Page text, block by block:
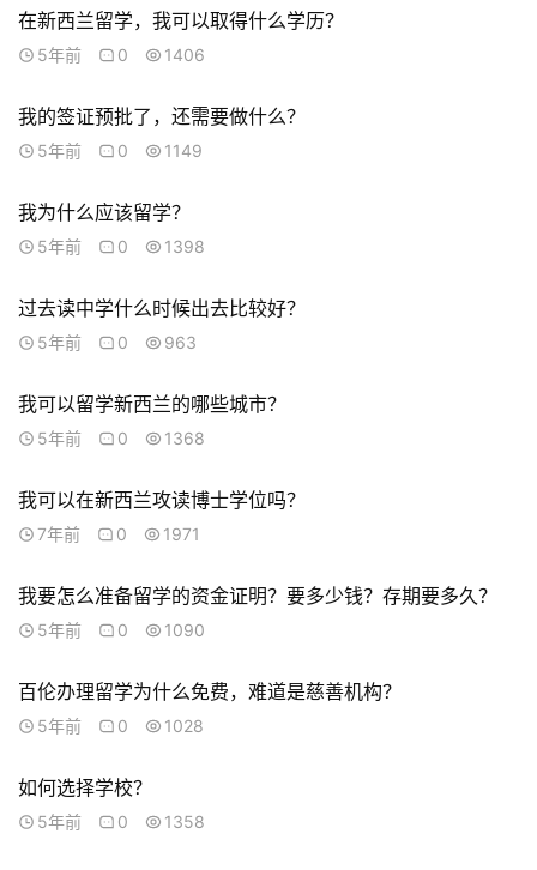
联
我
们
技
能
移
投
移
民
家
庭
聚
作
签
西
在新西兰留学，我可以取得什么学历？
5年前 0 1406
我的签证预批了，还需要做什么？
5年前 0 1149
我为什么应该留学？
5年前 0 1398
过去读中学什么时候出去比较好？
5年前 0 963
我可以留学新西兰的哪些城市？
5年前 0 1368
我可以在新西兰攻读博士学位吗？
7年前 0 1971
我要怎么准备留学的资金证明？要多少钱？存期要多久？
5年前 0 1090
百伦办理留学为什么免费，难道是慈善机构？
5年前 0 1028
如何选择学校？
5年前 0 1358